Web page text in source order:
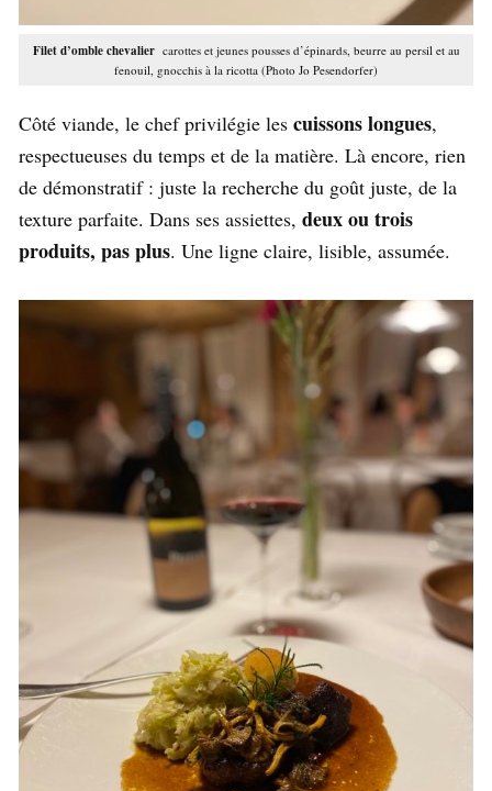
Filet d’omble chevaliercarottes et jeunes pousses d’épinards, beurre au persil et au
fenouil, gnocchis à la ricotta (Photo Jo Pesendorfer)
Côté viande, le chef privilégie les cuissons longues,
respectueuses du temps et de la matière. Là encore, rien
de démonstratif : juste la recherche du goût juste, de la
texture parfaite. Dans ses assiettes, deux ou trois
produits, pas plus. Une ligne claire, lisible, assumée.